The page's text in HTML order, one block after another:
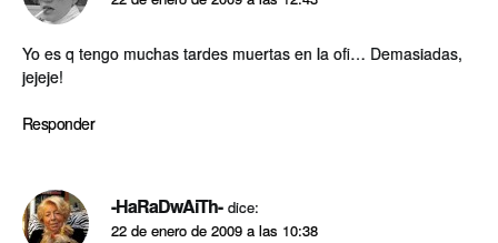
Yo es q tengo muchas tardes muertas en la ofi… Demasiadas,
jejeje!
Responder
-HaRaDwAiTh- dice:
22 de enero de 2009 a las 10:38